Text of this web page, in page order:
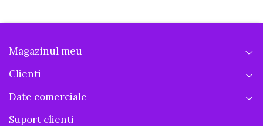
Magazinul meu
Clienti
Date comerciale
Suport clienti